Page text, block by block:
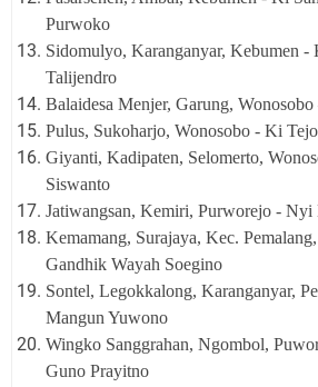
Purwoko
Sidomulyo, Karanganyar, Kebumen -
Talijendro
Balaidesa Menjer, Garung,
Pulus, Sukoharjo, Wonosobo - Ki
Giyanti, Kadipaten, Selomerto,
Siswanto
Jatiwangsan, Kemiri, Purworejo -
Kemamang, Surajaya, Kec.
Gandhik Wayah Soegino
Sontel, Legokkalong, Karanganyar,
Mangun Yuwono
Wingko Sanggrahan, Ngombol,
Guno Prayitno